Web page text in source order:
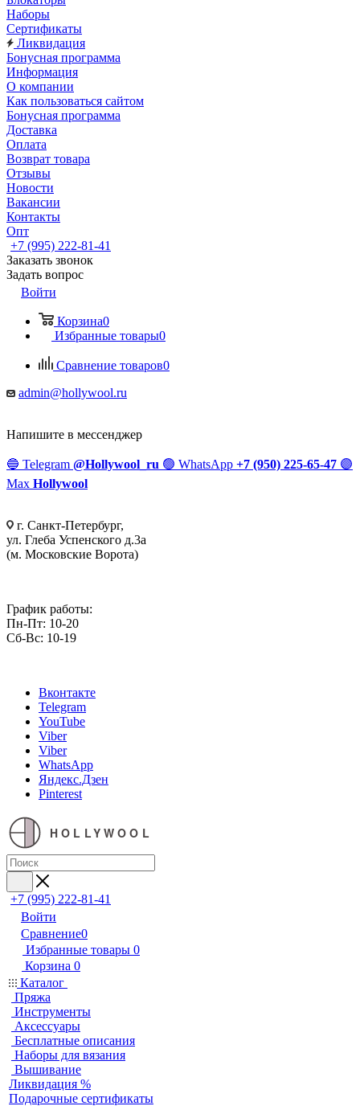
Наборы
Сертификаты
Ликвидация
Бонусная программа
Информация
О компании
Как пользоваться сайтом
Бонусная программа
Доставка
Оплата
Возврат товара
Отзывы
Новости
Вакансии
Контакты
Опт
+7 (995) 222-81-41
Заказать звонок
Задать вопрос
Войти
Корзина0
Избранные товары0
Сравнение товаров0
admin@hollywool.ru
Напишите в мессенджер
🔵 Telegram @Hollywool_ru 🟢 WhatsApp +7 (950) 225-65-47 🟣
Max Hollywool
г. Санкт-Петербург,
ул. Глеба Успенского д.3а
(м. Московские Ворота)
График работы:
Пн-Пт: 10-20
Сб-Вс: 10-19
Вконтакте
Telegram
YouTube
Viber
Viber
WhatsApp
Яндекс.Дзен
Pinterest
HOLLYWOOL
+7 (995) 222-81-41
Войти
Сравнение0
Избранные товары 0
Корзина 0
Каталог
Пряжа
Инструменты
Аксессуары
Бесплатные описания
Наборы для вязания
Вышивание
Ликвидация %
Подарочные сертификаты